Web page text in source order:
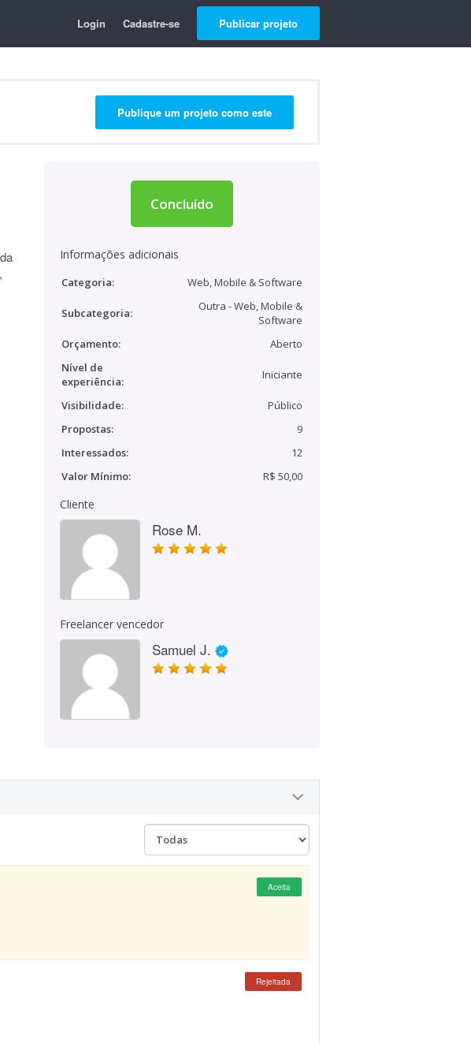
Login Cadastre-se Publicar projeto
Publique um projeto como este
Concluído
Informações adicionais
Categoria: Web, Mobile & Software
Subcategoria:
Outra - Web, Mobile &
Software
Orçamento:
Aberto
Nível de
experiência:
Iniciante
Visibilidade:
Público
Propostas:
9
Interessados:
12
Valor Mínimo:
R$ 50,00
Cliente
Rose M.
Freelancer vencedor
Samuel J.
Aceita
Rejeitada